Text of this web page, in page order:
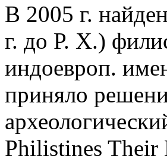
В 2005 г.
г. до Р. Х.)
индоевроп.
приняло
Philistines